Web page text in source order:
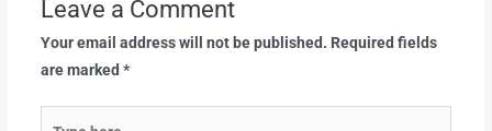
Leave a Comment
Your email address will not be published. Required fields
are marked *